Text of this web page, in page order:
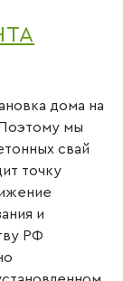
дома на
мы
свай
точку
и
РФ